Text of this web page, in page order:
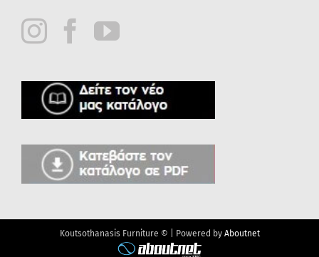
Koutsothanasis Furniture © | Powered by Aboutnet